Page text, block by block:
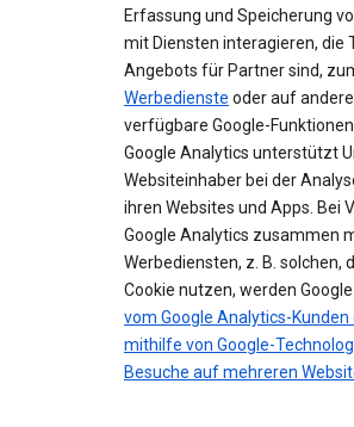
Erfassung und Speicherung
mit Diensten interagieren, die
Angebots für Partner sind,
Werbedienste oder auf
verfügbare Google-
Google Analytics unterstützt
Websiteinhaber bei der
ihren Websites und Apps. Bei
Google Analytics zusammen
Werbediensten, z. B. solchen,
Cookie nutzen, werden
vom Google Analytics-Kunden
mithilfe von Google-
Besuche auf mehreren